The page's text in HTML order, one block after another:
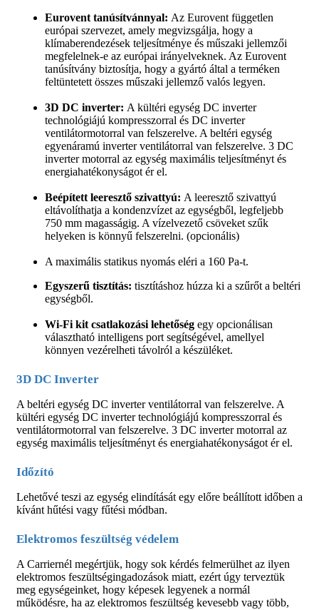
Eurovent tanúsítvánnyal: Az Eurovent független
európai szervezet, amely megvizsgálja, hogy a
klímaberendezések teljesítménye és műszaki jellemzői
megfelelnek-e az európai irányelveknek. Az Eurovent
tanúsítvány biztosítja, hogy a gyártó által a terméken
feltüntetett összes műszaki jellemző valós legyen.
3D DC inverter: A kültéri egység DC inverter
technológiájú kompresszorral és DC inverter
ventilátormotorral van felszerelve. A beltéri egység
egyenáramú inverter ventilátorral van felszerelve. 3 DC
inverter motorral az egység maximális teljesítményt és
energiahatékonyságot ér el.
Beépített leeresztő szivattyú: A leeresztő szivattyú
eltávolíthatja a kondenzvízet az egységből, legfeljebb
750 mm magasságig. A vízelvezető csöveket szűk
helyeken is könnyű felszerelni. (opcionális)
A maximális statikus nyomás eléri a 160 Pa-t.
Egyszerű tisztítás: tisztításhoz húzza ki a szűrőt a beltéri
egységből.
Wi-Fi kit csatlakozási lehetőség egy opcionálisan
választható intelligens port segítségével, amellyel
könnyen vezérelheti távolról a készüléket.
3D DC Inverter
A beltéri egység DC inverter ventilátorral van felszerelve. A
kültéri egység DC inverter technológiájú kompresszorral és
ventilátormotorral van felszerelve. 3 DC inverter motorral az
egység maximális teljesítményt és energiahatékonyságot ér el.
Időzító
Lehetővé teszi az egység elindítását egy előre beállított időben a
kívánt hűtési vagy fűtési módban.
Elektromos feszültség védelem
A Carriernél megértjük, hogy sok kérdés felmerülhet az ilyen
elektromos feszültségingadozások miatt, ezért úgy terveztük
meg egységeinket, hogy képesek legyenek a normál
működésre, ha az elektromos feszültség kevesebb vagy több,